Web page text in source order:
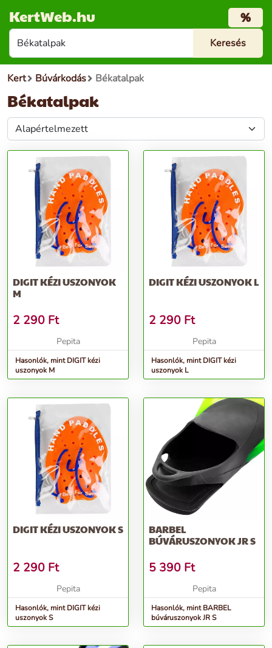
KertWeb.hu %
Kert Búvárkodás Békatalpak
Békatalpak
DIGIT KÉZI USZONYOK
M
2 290 Ft
Pepita
Hasonlók, mint DIGIT kézi
uszonyok M
DIGIT KÉZI USZONYOK L
2 290 Ft
Pepita
Hasonlók, mint DIGIT kézi
uszonyok L
DIGIT KÉZI USZONYOK S
2 290 Ft
Pepita
Hasonlók, mint DIGIT kézi
uszonyok S
BARBEL
BÚVÁRUSZONYOK JR S
5 390 Ft
Pepita
Hasonlók, mint BARBEL
búváruszonyok JR S